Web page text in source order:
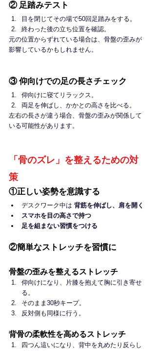
② 足踏みテスト
目を閉じてその場で50回足踏みをする。
終わった後の立ち位置を確認。
元の位置からずれている場合は、骨盤の歪みが
影響しているかもしれません。
③ 仰向けでの足の長さチェック
仰向けに寝てリラックス。
両足を伸ばし、かかとの高さを比べる。
左右の長さが違う場合、骨盤の歪みが関係して
いる可能性があります。
「骨のズレ」を整えるための対
策
①正しい姿勢を意識する
デスクワーク中は 背筋を伸ばし、肩を開く
スマホを目の高さで持つ
足を組まない習慣をつける
②簡単なストレッチを習慣に
骨盤の歪みを整えるストレッチ
仰向けになり、片膝を抱えて胸に引き寄せ
る。
そのまま30秒キープ。
反対側も同様に行う。
背骨の柔軟性を高めるストレッチ
四つん這いになり、背中を丸めたり反らし